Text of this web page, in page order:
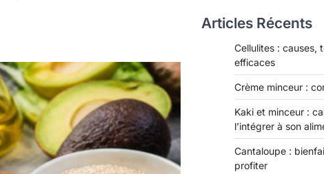
Articles Récents
Cellulites : causes,
efficaces
Crème minceur :
Kaki et minceur :
l’intégrer à son
Cantaloupe :
profiter